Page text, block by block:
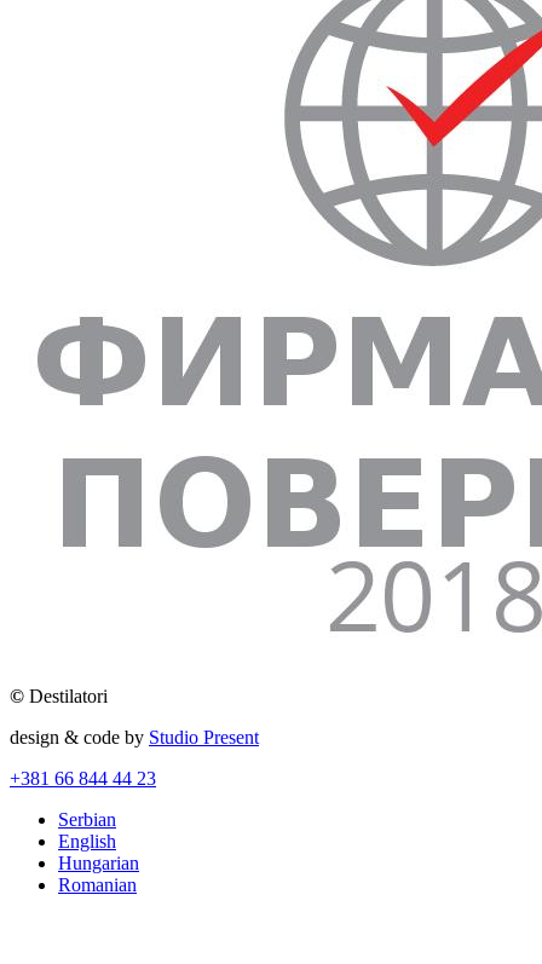
© Destilatori
design & code by Studio Present
+381 66 844 44 23
Serbian
English
Hungarian
Romanian